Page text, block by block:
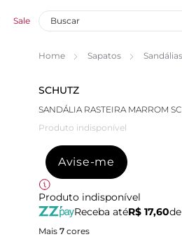
Sale
Home Sapatos Sandálias
SCHUTZ
SANDÁLIA RASTEIRA MARROM
Produto indisponível
Avise-me
Produto indisponível
Receba atéR$ 17,60
Mais 7 cores